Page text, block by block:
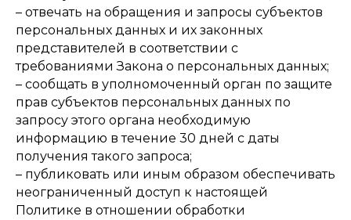
– отвечать на обращения и запросы субъектов
персональных данных и их законных
представителей в соответствии с
требованиями Закона о персональных данных;
– сообщать в уполномоченный орган по защите
прав субъектов персональных данных по
запросу этого органа необходимую
информацию в течение 30 дней с даты
получения такого запроса;
– публиковать или иным образом обеспечивать
неограниченный доступ к настоящей
Политике в отношении обработки